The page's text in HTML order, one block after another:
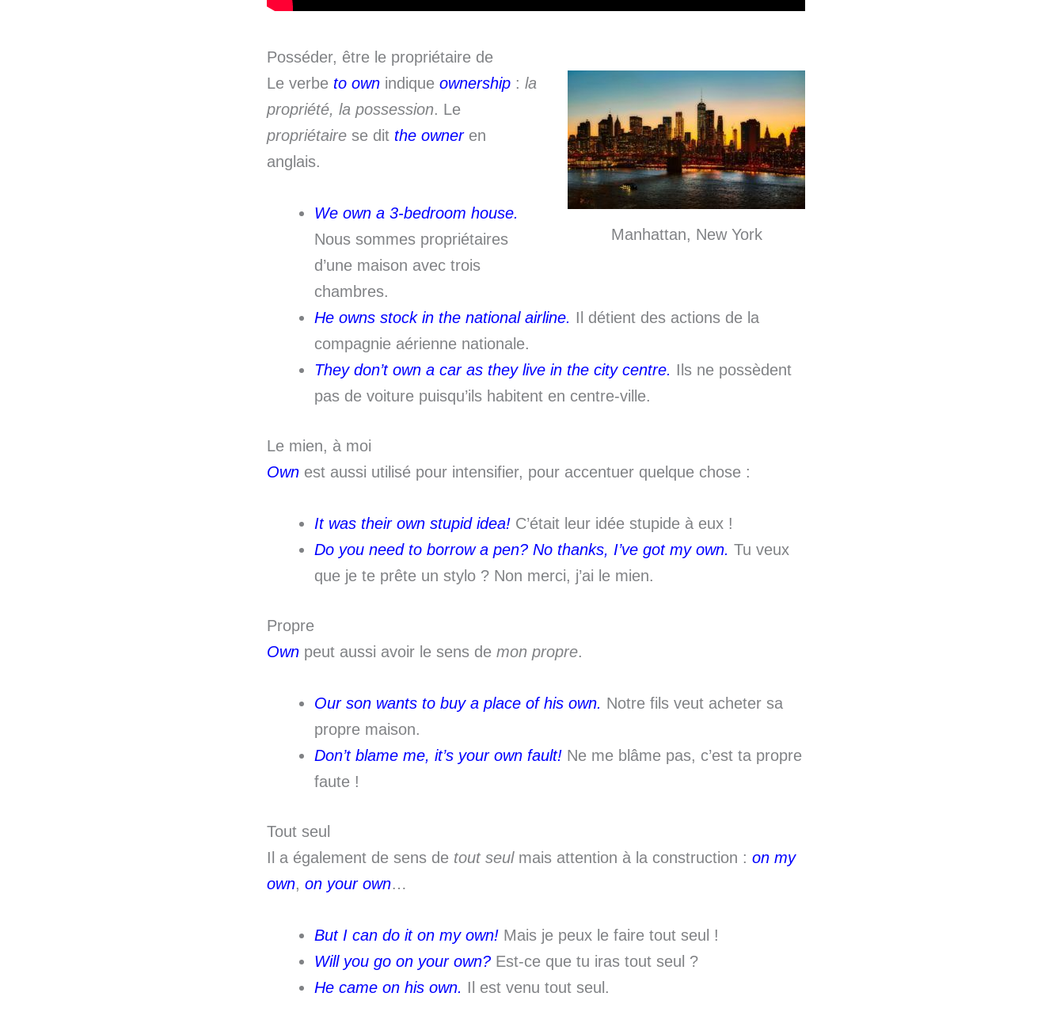
Posséder, être le propriétaire de
Manhattan, New York
Le verbe to own indique ownership : la
propriété, la possession. Le
propriétaire se dit the owneren
anglais.
We own a 3-bedroom house.
Nous sommes propriétaires
d’une maison avec trois
chambres.
He owns stock in the national airline. Il détient des actions de la
compagnie aérienne nationale.
They don’t own a car as they live in the city centre. Ils ne possèdent
pas de voiture puisqu’ils habitent en centre-ville.
Le mien, à moi
Own est aussi utilisé pour intensifier, pour accentuer quelque chose :
It was their own stupid idea! C’était leur idée stupide à eux !
Do you need to borrow a pen? No thanks, I’ve got my own. Tu veux
que je te prête un stylo ? Non merci, j’ai le mien.
Propre
Own peut aussi avoir le sens de mon propre.
Our son wants to buy a place of his own. Notre fils veut acheter sa
propre maison.
Don’t blame me, it’s your own fault! Ne me blâme pas, c’est ta propre
faute !
Tout seul
Il a également de sens de tout seulmais attention à la construction : on my
own, on your own…
But I can do it on my own! Mais je peux le faire tout seul !
Will you go on your own? Est-ce que tu iras tout seul ?
He came on his own. Il est venu tout seul.